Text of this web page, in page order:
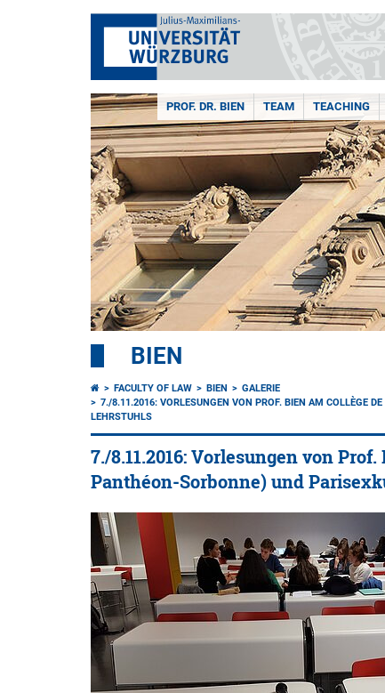
PROF. DR. BIEN TEAM TEACHING
BIEN
FACULTY OF LAW BIEN
GALERIE
7./8.11.2016: VORLESUNGEN VON PROF. BIEN AM COLLÈGE
LEHRSTUHLS
7./8.11.2016: Vorlesungen von
Panthéon-Sorbonne) und